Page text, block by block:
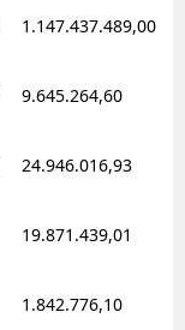
1.147.437.489,00
9.645.264,60
24.946.016,93
19.871.439,01
1.842.776,10